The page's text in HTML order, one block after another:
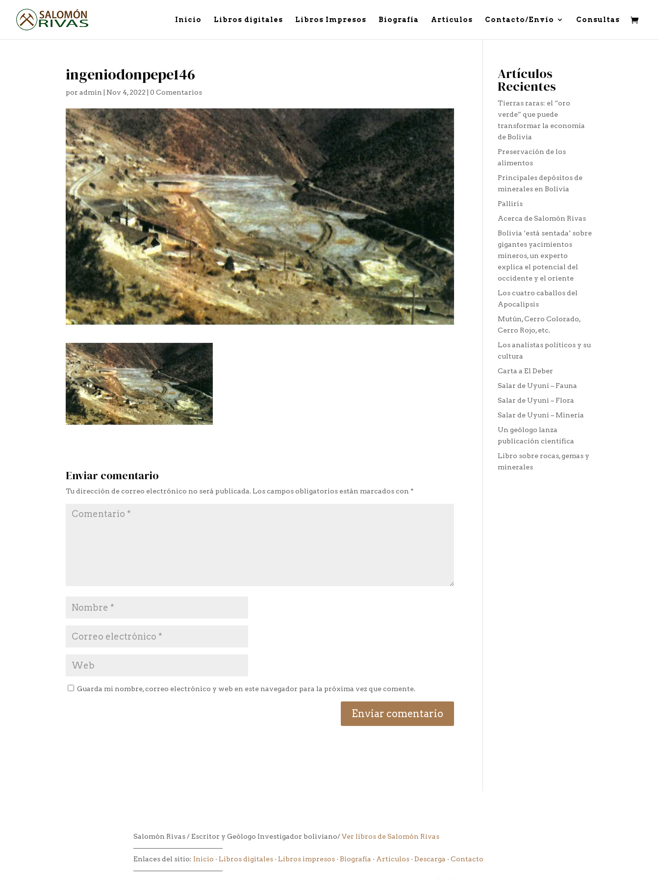
Inicio Libros digitales Libros Impresos Biografía Artículos Contacto/Envío Consultas
ingeniodonpepe146
poradmin Nov 4, 2022 |0 Comentarios
Enviar comentario
Tu dirección de correo electrónico no será publicada. Los campos obligatorios están marcados con *
Guarda mi nombre, correo electrónico y web en este navegador para la próxima vez que comente.
Artículos
Recientes
Tierras raras: el “oro
verde” que puede
transformar la economía
de Bolivia
Preservación de los
alimentos
Principales depósitos de
minerales en Bolivia
Palliris
Acerca de Salomón Rivas
Bolivia ‘está sentada’ sobre
gigantes yacimientos
mineros, un experto
explica el potencial del
occidente y el oriente
Los cuatro caballos del
Apocalipsis
Mutún, Cerro Colorado,
Cerro Rojo, etc.
Los analístas políticos y su
cultura
Carta a El Deber
Salar de Uyuni – Fauna
Salar de Uyuni – Flora
Salar de Uyuni – Minería
Un geólogo lanza
publicación científica
Libro sobre rocas, gemas y
minerales
Salomón Rivas / Escritor y Geólogo Investigador boliviano/Ver libros de Salomón Rivas
––––––––––––––––––––––––––
Enlaces del sitio: Inicio · Libros digitales · Libros impresos · Biografía · Artículos · Descarga · Contacto
––––––––––––––––––––––––––